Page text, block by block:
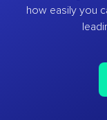
how easily you